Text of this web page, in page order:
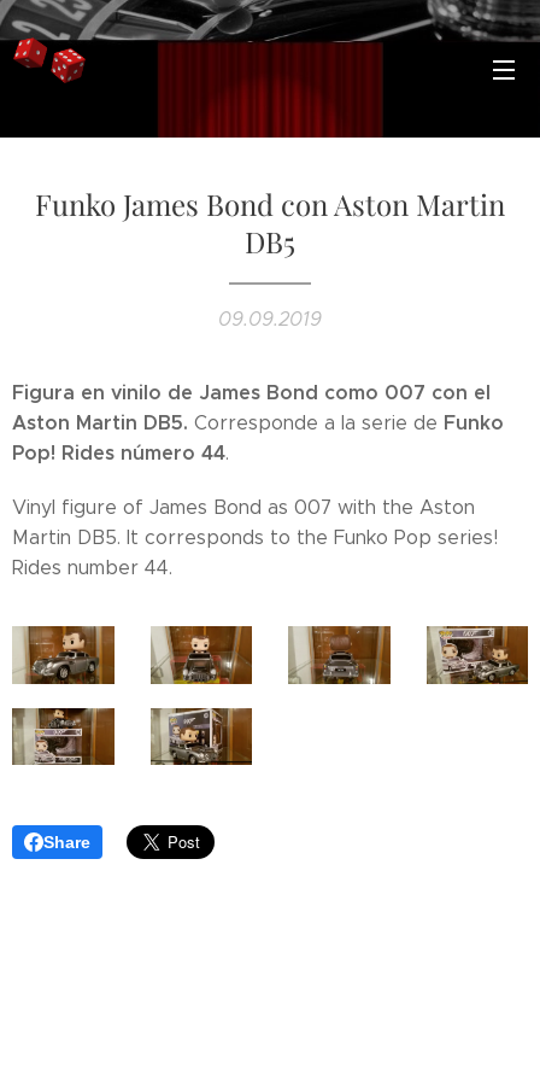
Funko James Bond con Aston Martin
DB5
09.09.2019
Figura en vinilo de James Bond como 007 con el
Aston Martin DB5. Corresponde a la serie de Funko
Pop! Rides número 44.
Vinyl figure of James Bond as 007 with the Aston
Martin DB5. It corresponds to the Funko Pop series!
Rides number 44.
Share